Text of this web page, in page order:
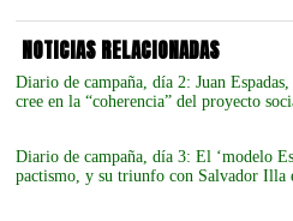
NOTICIAS RELACIONADAS
Diario de campaña, día 2: Juan
cree en la “coherencia” del proyecto
Diario de campaña, día 3: El ‘modelo
pactismo, y su triunfo con Salvador Illa